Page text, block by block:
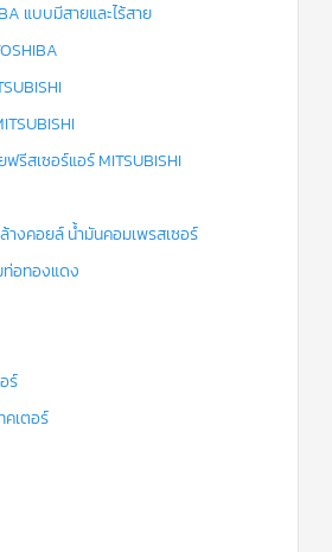
แบบมีสายและไร้สาย
รีสเซอร์แอร์ MITSUBISHI
างคอยล์ น้ำมันคอมเพรสเซอร์
อทองแดง
ร์
เตอร์